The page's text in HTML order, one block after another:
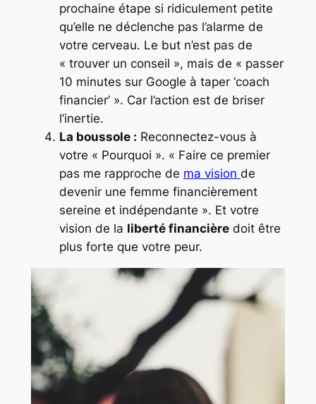
prochaine étape si ridiculement petite
qu’elle ne déclenche pas l’alarme de
votre cerveau. Le but n’est pas de
« trouver un conseil », mais de « passer
10 minutes sur Google à taper ‘coach
financier’ ». Car l’action est de briser
l’inertie.
La boussole : Reconnectez-vous à
votre « Pourquoi ». « Faire ce premier
pas me rapproche de ma vision de
devenir une femme financièrement
sereine et indépendante ». Et votre
vision de la liberté financièredoit être
plus forte que votre peur.